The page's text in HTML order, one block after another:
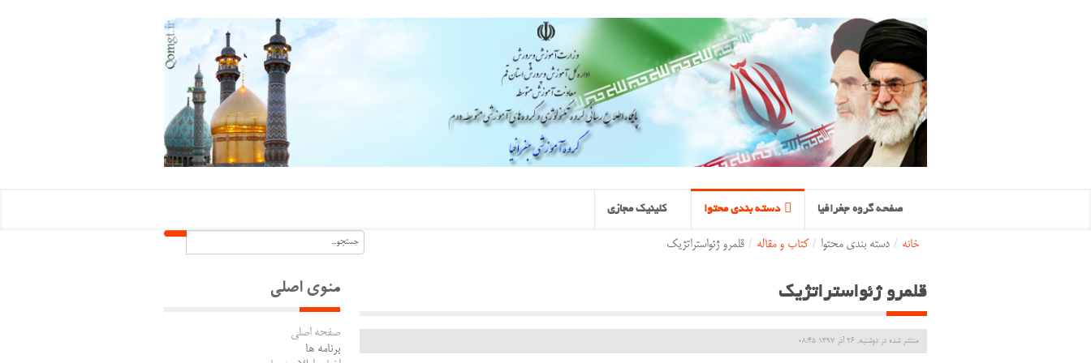
صفحه گروه جغرافیا دسته بندی محتوا کلینیک مجازی
خانه / دسته بندی محتوا / کتاب و مقاله / قلمرو ژئواستراتژیک
قلمرو ژئواستراتژیک
منتشر شده در دوشنبه, 26 آذر 1397 08:45
منوی اصلی
صفحه اصلی
برنامه ها